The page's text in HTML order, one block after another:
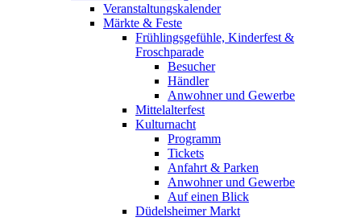
Veranstaltungskalender
Märkte & Feste
Frühlingsgefühle, Kinderfest &
Froschparade
Besucher
Händler
Anwohner und Gewerbe
Mittelalterfest
Kulturnacht
Programm
Tickets
Anfahrt & Parken
Anwohner und Gewerbe
Auf einen Blick
Düdelsheimer Markt